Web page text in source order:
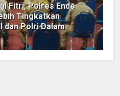
Fitri, Polres Ende
Tingkatkan
dan Polri Dalam